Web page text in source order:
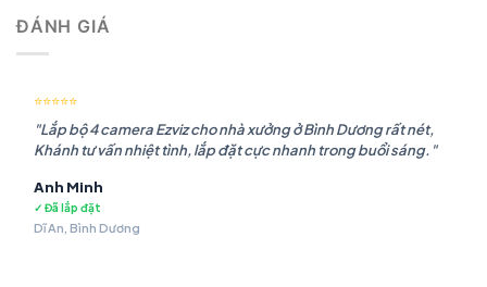
ĐÁNH GIÁ
⭐⭐⭐⭐⭐
"Lắp bộ 4 camera Ezviz cho nhà xưởng ở Bình Dương rất nét,
Khánh tư vấn nhiệt tình, lắp đặt cực nhanh trong buổi sáng."
Anh Minh
✓ Đã lắp đặt
Dĩ An, Bình Dương